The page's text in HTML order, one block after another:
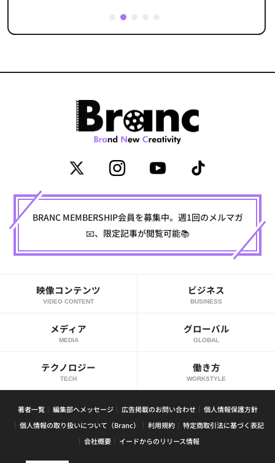
2
BRANC MEMBERSHIP会員を募集中。週1回のメルマガ
📧、限定記事が閲覧可能📚
映像コンテンツ
VIDEO CONTENT
ビジネス
BUSINESS
メディア
MEDIA
グローバル
GLOBAL
テクノロジー
TECH
働き方
WORKSTYLE
著者一覧 編集部へメッセージ 広告掲載のお問い合わせ
個人情報保護方針
個人情報の取り扱いについて（Branc）
利用規約
特定商取引法に基づく表記
会社概要
イードからのリリース情報